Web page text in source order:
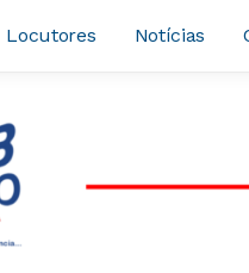
Locutores Notícias